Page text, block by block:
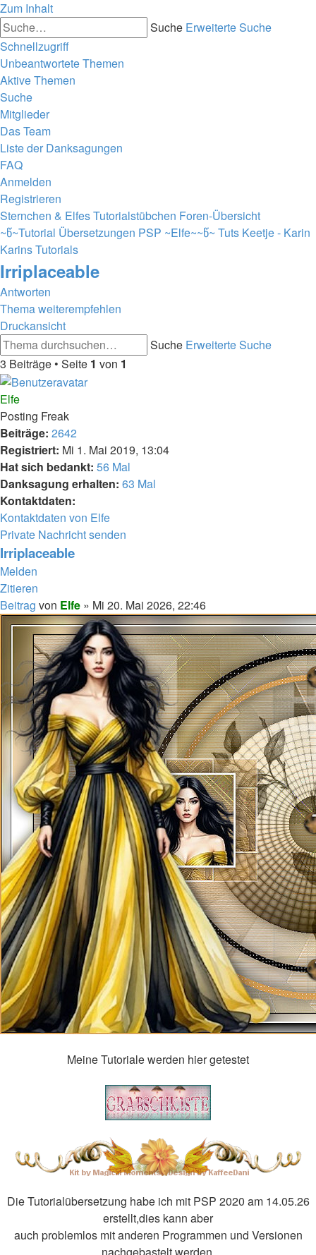
Zum Inhalt
Suche Erweiterte Suche
Schnellzugriff
Unbeantwortete Themen
Aktive Themen
Suche
Mitglieder
Das Team
Liste der Danksagungen
FAQ
Anmelden
Registrieren
Sternchen & Elfes Tutorialstübchen Foren-Übersicht
~წ~Tutorial Übersetzungen PSP ~Elfe~~წ~ Tuts Keetje - Karin
Karins Tutorials
Irriplaceable
Antworten
Thema weiterempfehlen
Druckansicht
Suche Erweiterte Suche
3 Beiträge • Seite 1 von 1
Elfe
Posting Freak
Beiträge: 2642
Registriert: Mi 1. Mai 2019, 13:04
Hat sich bedankt: 56 Mal
Danksagung erhalten: 63 Mal
Kontaktdaten:
Kontaktdaten von Elfe
Private Nachricht senden
Irriplaceable
Melden
Zitieren
Beitrag von Elfe » Mi 20. Mai 2026, 22:46
Meine Tutoriale werden hier getestet
Die Tutorialübersetzung habe ich mit PSP 2020 am 14.05.26
erstellt,dies kann aber
auch problemlos mit anderen Programmen und Versionen
nachgebastelt werden.